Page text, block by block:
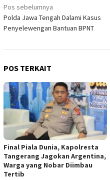
Navigasi
pos
Pos sebelumnya
Polda Jawa Tengah Dalami Kasus
Penyelewengan Bantuan BPNT
POS TERKAIT
Final Piala Dunia, Kapolresta
Tangerang Jagokan Argentina,
Warga yang Nobar Diimbau
Tertib